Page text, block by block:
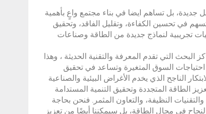
بل تساهم ايضا في بناء مجتمع واعٍ بأهمية
تسهم في تحسين الكفاءة، وتقليل الفاقد، وتحقيق
تجريبية لنماذج جديدة من الطاقة وصناعات
البحث التي تقدم المعرفة والتقنية الحديثة ، وهذا
احتياجات السوق المتغيرة وتساعد في تحقيق
الناجح الذي يخدم الأغراض البيئية والصناعية
الطاقة المتجددة وتحقيق التنمية المستدامة
النظيفة، والتعاون المثمر. فنحن بحاجة
في مجال الطاقة، بل سيمكننا أيضًا من تعزيز